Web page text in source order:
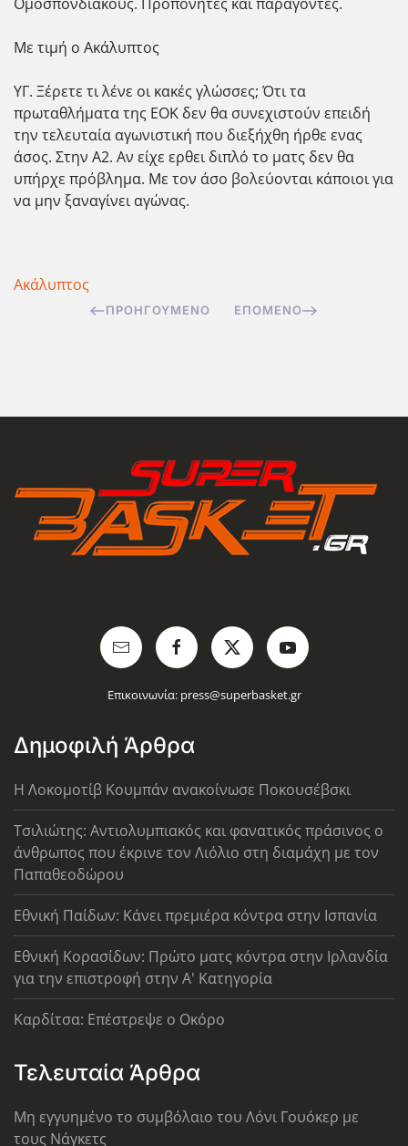
Με τιμή ο Ακάλυπτος
ΥΓ. Ξέρετε τι λένε οι κακές γλώσσες; Ότι τα
πρωταθλήματα της ΕΟΚ δεν θα συνεχιστούν επειδή
την τελευταία αγωνιστική που διεξήχθη ήρθε ενας
άσος. Στην Α2. Αν είχε ερθει διπλό το ματς δεν θα
υπήρχε πρόβλημα. Με τον άσο βολεύονται κάποιοι για
να μην ξαναγίνει αγώνας.
Ακάλυπτος
ΠΡΟΗΓΟΎΜΕΝΟ ΕΠΌΜΕΝΟ
Επικοινωνία: press@superbasket.gr
Δημοφιλή Άρθρα
Η Λοκομοτίβ Κουμπάν ανακοίνωσε Ποκουσέβσκι
Τσιλιώτης: Αντιολυμπιακός και φανατικός πράσινος ο
άνθρωπος που έκρινε τον Λιόλιο στη διαμάχη με τον
Παπαθεοδώρου
Εθνική Παίδων: Κάνει πρεμιέρα κόντρα στην Ισπανία
Εθνική Κορασίδων: Πρώτο ματς κόντρα στην Ιρλανδία
για την επιστροφή στην Α' Κατηγορία
Καρδίτσα: Επέστρεψε ο Οκόρο
Τελευταία Άρθρα
Μη εγγυημένο το συμβόλαιο του Λόνι Γουόκερ με
τους Νάγκετς